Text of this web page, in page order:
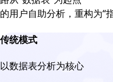
的用户自助分析，重构为“
传统模式
以数据表分析为核心